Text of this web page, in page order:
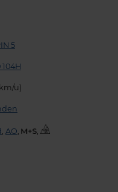
5
104H
u)
, AO, ,